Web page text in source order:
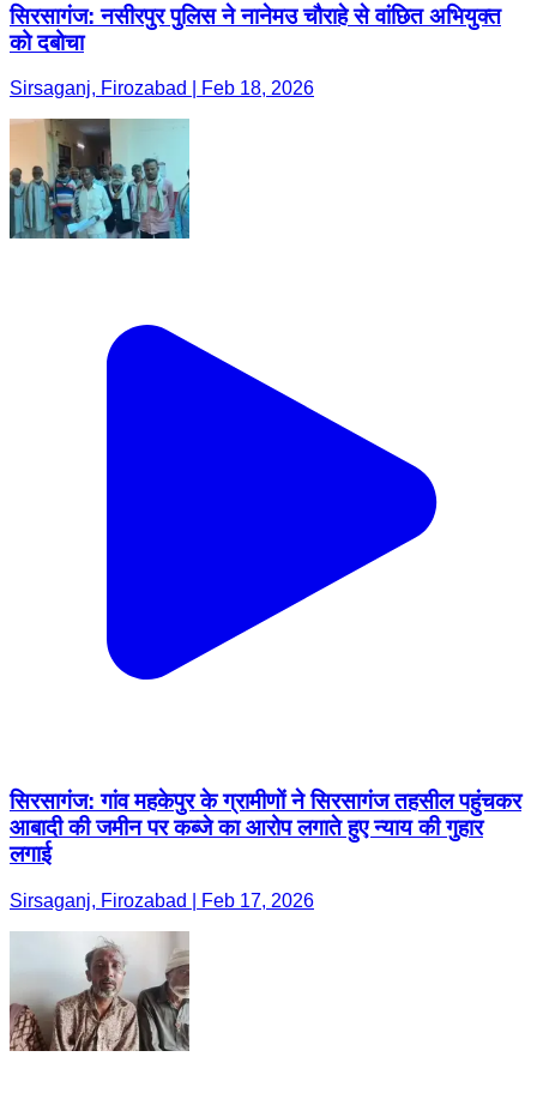
सिरसागंज: नसीरपुर पुलिस ने नानेमउ चौराहे से वांछित अभियुक्त
को दबोचा
Sirsaganj, Firozabad | Feb 18, 2026
सिरसागंज: गांव महकेपुर के ग्रामीणों ने सिरसागंज तहसील पहुंचकर
आबादी की जमीन पर कब्जे का आरोप लगाते हुए न्याय की गुहार
लगाई
Sirsaganj, Firozabad | Feb 17, 2026